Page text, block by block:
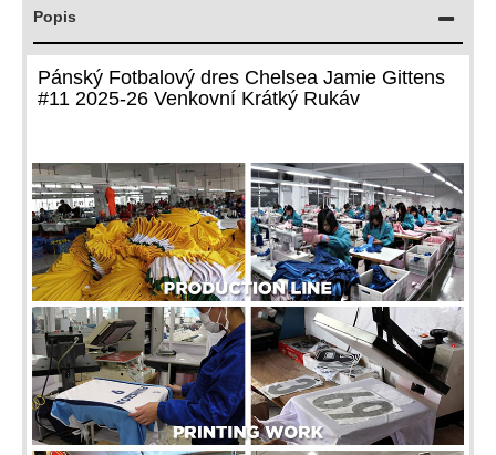
Popis
Pánský Fotbalový dres Chelsea Jamie Gittens
#11 2025-26 Venkovní Krátký Rukáv